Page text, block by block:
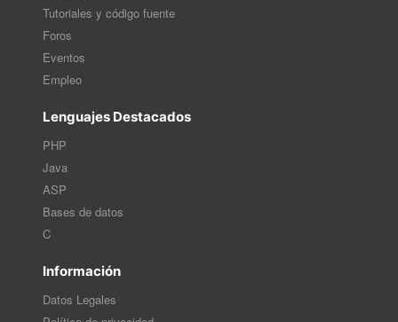
Tutoriales y código fuente
Foros
Eventos
Empleo
Lenguajes Destacados
PHP
Java
ASP
Bases de datos
C
Información
Datos Legales